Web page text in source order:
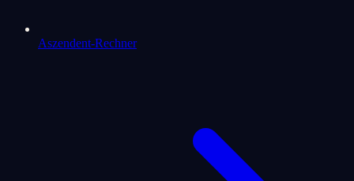
Aszendent-Rechner